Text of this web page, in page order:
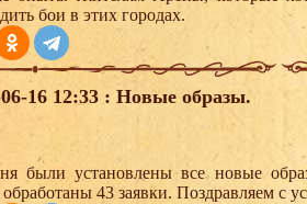
бои в этих городах.
16 12:33 : Новые образы.
были установлены все новые
43 заявки. Поздравляем с